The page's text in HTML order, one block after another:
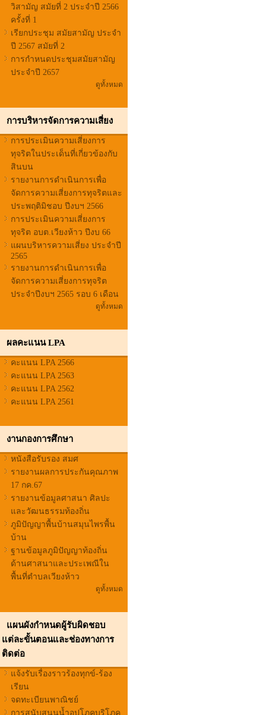
วิสามัญ สมัยที่ 2 ประจำปี 2566
ครั้งที่ 1
เรียกประชุม สมัยสามัญ ประจำ
ปี 2567 สมัยที่ 2
การกำหนดประชุมสมัยสามัญ
ประจำปี 2657
ดูทั้งหมด
การบริหารจัดการความเสี่ยง
การประเมินความเสี่ยงการ
ทุจริตในประเด็นที่เกี่ยวข้องกับ
สินบน
รายงานการดำเนินการเพื่อ
จัดการความเสี่ยงการทุจริตและ
ประพฤติมิชอบ ปีงบฯ 2566
การประเมินความเสี่ยงการ
ทุจริต อบต.เวียงห้าว ปีงบ 66
แผนบริหารความเสี่ยง ประจำปี
2565
รายงานการดำเนินการเพื่อ
จัดการความเสี่ยงการทุจริต
ประจำปีงบฯ 2565 รอบ 6 เดือน
ดูทั้งหมด
ผลคะแนน LPA
คะแนน LPA 2566
คะแนน LPA 2563
คะแนน LPA 2562
คะแนน LPA 2561
งานกองการศึกษา
หนังสือรับรอง สมศ
รายงานผลการประกันคุณภาพ
17 กค.67
รายงานข้อมูลศาสนา ศิลปะ
และวัฒนธรรมท้องถิ่น
ภูมิปัญญาพื้นบ้านสมุนไพรพื้น
บ้าน
ฐานข้อมูลภูมิปัญญาท้องถิ่น
ด้านศาสนาและประเพณีใน
พื้นที่ตำบลเวียงห้าว
ดูทั้งหมด
แผนผังกำหนดผู้รับผิดชอบ
แต่ละขั้นตอนและช่องทางการ
ติดต่อ
แจ้งรับเรื่องราวร้องทุกข์-ร้อง
เรียน
จดทะเบียนพาณิชย์
การสนับสนุนน้ำอุปโภคบริโภค